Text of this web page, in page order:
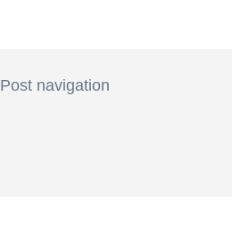
Post navigation